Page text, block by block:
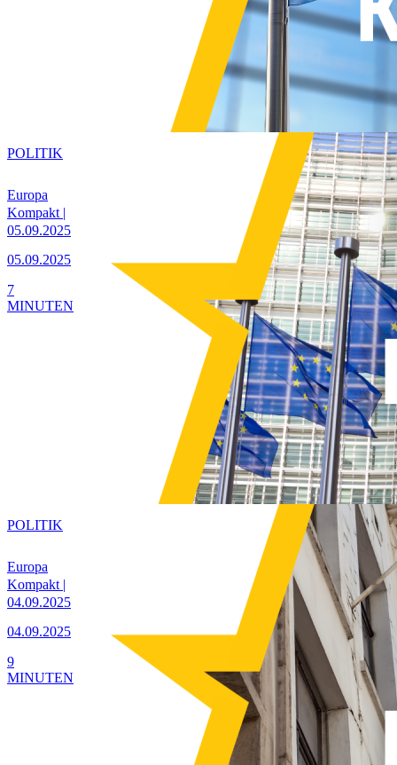
Europa
Kompakt |
05.09.2025
05.09.2025
POLITIK
7
MINUTEN
Europa
Kompakt |
04.09.2025
04.09.2025
POLITIK
9
MINUTEN